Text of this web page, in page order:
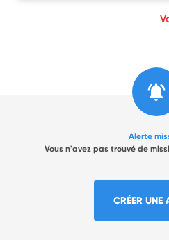
Alerte
Vous n'avez pas trouvé de
CRÉER UNE